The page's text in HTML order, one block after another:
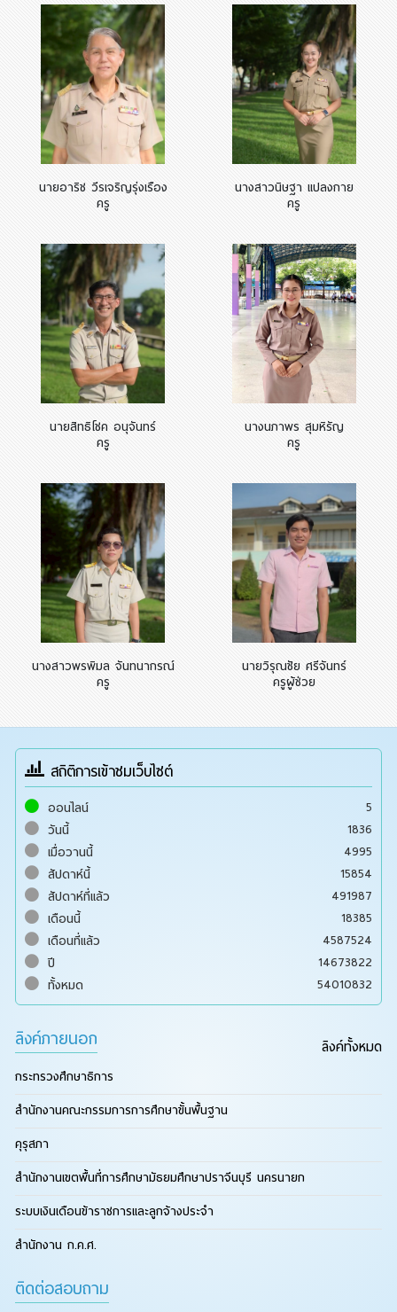
นายอาริช วีรเจริญรุ่งเรือง
ครู
นางสาวนิษฐา แปลงกาย
ครู
นายสิทธิโชค อนุจันทร์
ครู
นางนภาพร สุมหิรัญ
ครู
นางสาวพรพิมล จันทนากรณ์
ครู
นายวิรุณชัย ศรีจันทร์
ครูผู้ช่วย
สถิติการเข้าชมเว็บไซต์
ออนไลน์
5
วันนี้
1836
เมื่อวานนี้
4995
สัปดาห์นี้
15854
สัปดาห์ที่แล้ว
491987
เดือนนี้
18385
เดือนที่แล้ว
4587524
ปี
14673822
ทั้งหมด
54010832
ลิงค์ภายนอก ลิงค์ทั้งหมด
กระทรวงศึกษาธิการ
สำนักงานคณะกรรมการการศึกษาขั้นพื้นฐาน
คุรุสภา
สำนักงานเขตพื้นที่การศึกษามัธยมศึกษาปราจีนบุรี นครนายก
ระบบเงินเดือนข้าราชการและลูกจ้างประจำ
สำนักงาน ก.ค.ศ.
ติดต่อสอบถาม